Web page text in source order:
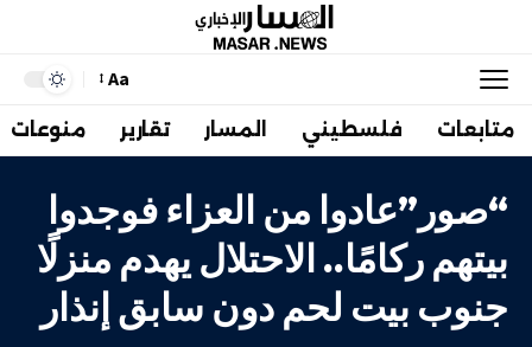
Aa
متابعات فلسطيني المسار تقارير منوعات
“صور”عادوا من العزاء فوجدوا
بيتهم ركامًا.. الاحتلال يهدم منزلًا
جنوب بيت لحم دون سابق إنذار